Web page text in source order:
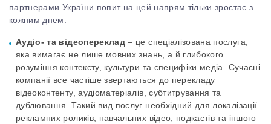
партнерами України попит на цей напрям тільки зростає з
кожним днем.
Аудіо- та відеопереклад – це спеціалізована послуга,
яка вимагає не лише мовних знань, а й глибокого
розуміння контексту, культури та специфіки медіа. Сучасні
компанії все частіше звертаються до перекладу
відеоконтенту, аудіоматеріалів, субтитрування та
дублювання. Такий вид послуг необхідний для локалізації
рекламних роликів, навчальних відео, подкастів та іншого